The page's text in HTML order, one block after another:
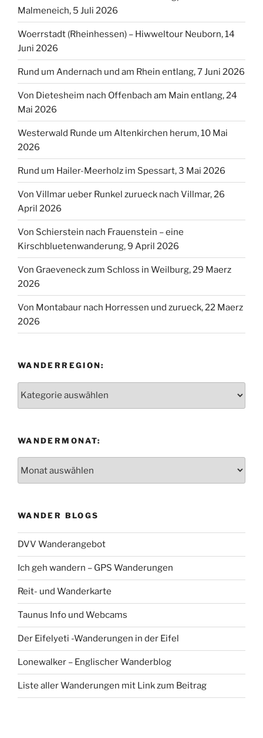
Malmeneich, 5 Juli 2026
Woerrstadt (Rheinhessen) – Hiwweltour Neuborn, 14
Juni 2026
Rund um Andernach und am Rhein entlang, 7 Juni 2026
Von Dietesheim nach Offenbach am Main entlang, 24
Mai 2026
Westerwald Runde um Altenkirchen herum, 10 Mai
2026
Rund um Hailer-Meerholz im Spessart, 3 Mai 2026
Von Villmar ueber Runkel zurueck nach Villmar, 26
April 2026
Von Schierstein nach Frauenstein – eine
Kirschbluetenwanderung, 9 April 2026
Von Graeveneck zum Schloss in Weilburg, 29 Maerz
2026
Von Montabaur nach Horressen und zurueck, 22 Maerz
2026
WANDERREGION:
WANDERMONAT:
WANDER BLOGS
DVV Wanderangebot
Ich geh wandern – GPS Wanderungen
Reit- und Wanderkarte
Taunus Info und Webcams
Der Eifelyeti -Wanderungen in der Eifel
Lonewalker – Englischer Wanderblog
Liste aller Wanderungen mit Link zum Beitrag